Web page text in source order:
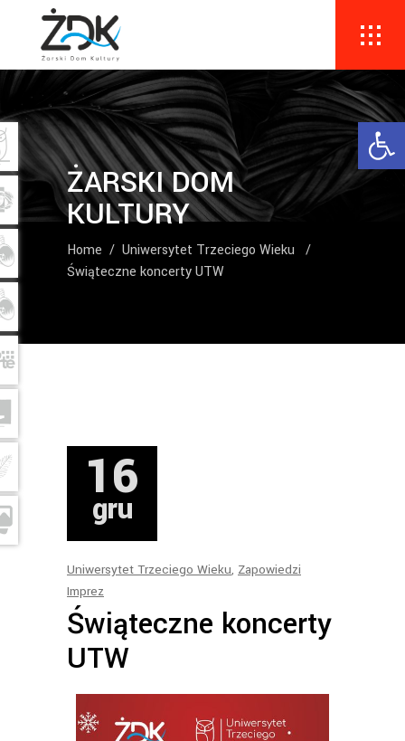
ŻARSKI DOM
KULTURY
Home / Uniwersytet Trzeciego Wieku
/
Świąteczne koncerty UTW
16
gru
Uniwersytet Trzeciego Wieku, Zapowiedzi
Imprez
Świąteczne koncerty
UTW